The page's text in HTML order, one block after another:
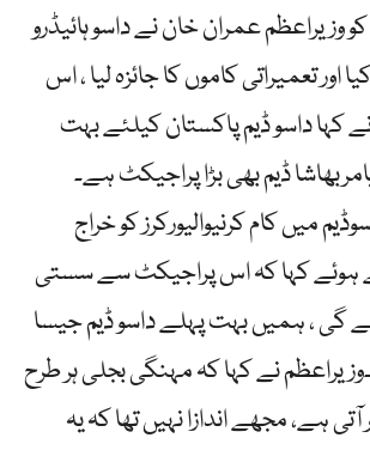
عمران خان نے داسو ہائیڈرو
اور تعمیراتی کاموں کا جائزہ لیا ، اس
کہا داسو ڈیم پاکستان کیلئے بہت
ڈیم بھی بڑا پراجیکٹ ہے۔
میں کام کرنیوالیورکرز کو خراج
ہوئے کہا کہ اس پراجیکٹ سے سستی
گی ، ہمیں بہت پہلے داسو ڈیم جیسا
نے کہا کہ مہنگی بجلی ہر طرح
ہے، مجھے اندازا نہیں تھا کہ یہ